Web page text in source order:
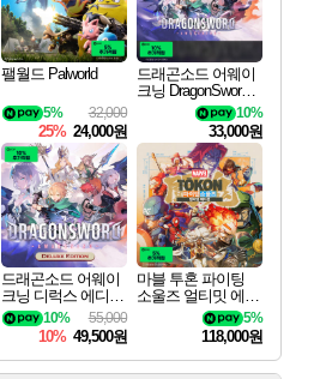
팰월드 Palworld
32,000
5%
25% 24,000원
드래곤소드 어웨이
크닝 DragonSword A
10%
33,000원
드래곤소드 어웨이
크닝 디럭스 에디션
DragonSword Awake
ning Deluxe Edition
55,000
10%
10% 49,500원
마블 투혼 파이팅
소울즈 얼티밋 에디
션 MARVEL Tokon
Fighting Souls Ultima
5%
118,000원